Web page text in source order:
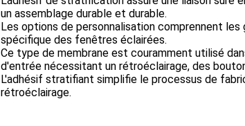
un assemblage durable et durable.
Les options de personnalisation comprennent
spécifique des fenêtres éclairées.
Ce type de membrane est couramment utilisé
d'entrée nécessitant un rétroéclairage, des
L'adhésif stratifiant simplifie le processus de
rétroéclairage.